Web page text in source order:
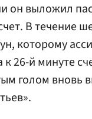
он выложил
В течение
которому
26-й минуте
голом вновь